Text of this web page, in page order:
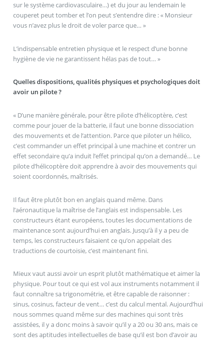
sur le système cardiovasculaire…) et du jour au lendemain le
couperet peut tomber et l’on peut s’entendre dire : « Monsieur
vous n’avez plus le droit de voler parce que… »
L’indispensable entretien physique et le respect d’une bonne
hygiène de vie ne garantissent hélas pas de tout… »
Quelles dispositions, qualités physiques et psychologiques doit
avoir un pilote ?
« D’une manière générale, pour être pilote d’hélicoptère, c’est
comme pour jouer de la batterie, il faut une bonne dissociation
des mouvements et de l’attention. Parce que piloter un hélico,
c’est commander un effet principal à une machine et contrer un
effet secondaire qu’a induit l’effet principal qu’on a demandé… Le
pilote d’hélicoptère doit apprendre à avoir des mouvements qui
soient coordonnés, maîtrisés.
Il faut être plutôt bon en anglais quand même. Dans
l’aéronautique la maîtrise de l’anglais est indispensable. Les
constructeurs étant européens, toutes les documentations de
maintenance sont aujourd’hui en anglais. Jusqu’à il y a peu de
temps, les constructeurs faisaient ce qu’on appelait des
traductions de courtoisie, c’est maintenant fini.
Mieux vaut aussi avoir un esprit plutôt mathématique et aimer la
physique. Pour tout ce qui est vol aux instruments notamment il
faut connaître sa trigonométrie, et être capable de raisonner :
sinus, cosinus, facteur de vent… c’est du calcul mental. Aujourd’hui
nous sommes quand même sur des machines qui sont très
assistées, il y a donc moins à savoir qu’il y a 20 ou 30 ans, mais ce
sont des aptitudes intellectuelles de base qu’il est bon d’avoir au